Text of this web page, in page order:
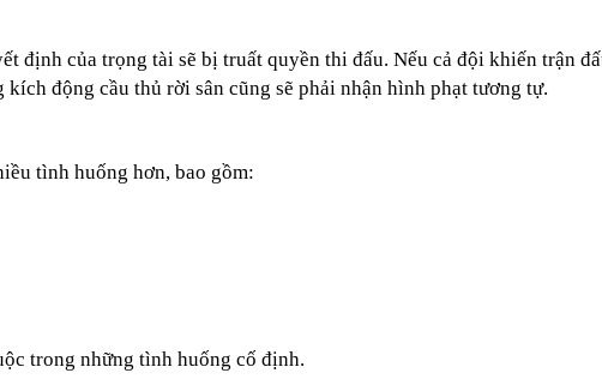
định của trọng tài sẽ bị truất quyền thi đấu. Nếu cả đội khiến trận
động cầu thủ rời sân cũng sẽ phải nhận hình phạt tương tự.
tình huống hơn, bao gồm:
trong những tình huống cố định.